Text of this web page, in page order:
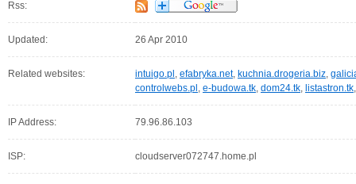
Rss:
Updated: 26 Apr 2010
Related websites: intuigo.pl , efabryka.net, kuchnia.drogeria.biz,
controlwebs.pl , e-budowa.tk, dom24.tk, listastron.tk
IP Address: 79.96.86.103
ISP: cloudserver072747.home.pl